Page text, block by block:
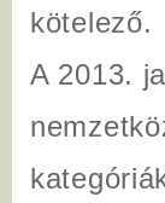
kötelező.
A 2013.